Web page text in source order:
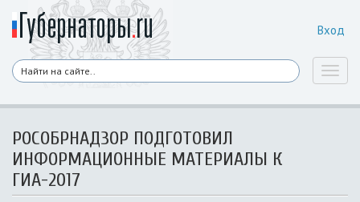
Вход
РОСОБРНАДЗОР ПОДГОТОВИЛ
ИНФОРМАЦИОННЫЕ МАТЕРИАЛЫ К
ГИА-2017